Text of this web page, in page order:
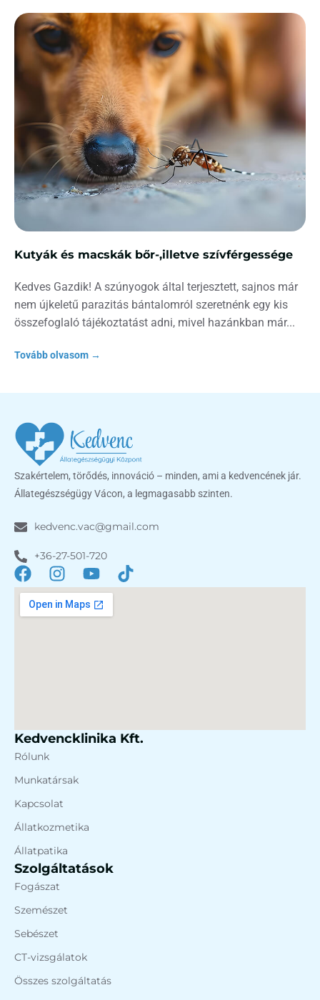
Kutyák és macskák bőr-,illetve szívférgessége
Kedves Gazdik! A szúnyogok által terjesztett, sajnos már
nem újkeletű parazitás bántalomról szeretnénk egy kis
összefoglaló tájékoztatást adni, mivel hazánkban már
Tovább olvasom →
Szakértelem, törődés, innováció – minden, ami a kedvencének jár.
Állategészségügy Vácon, a legmagasabb szinten.
kedvenc.vac@gmail.com
+36-27-501-720
Kedvencklinika Kft.
Rólunk
Munkatársak
Kapcsolat
Állatkozmetika
Állatpatika
Szolgáltatások
Fogászat
Szemészet
Sebészet
CT-vizsgálatok
Összes szolgáltatás